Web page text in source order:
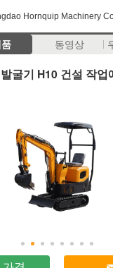
Hornquip Machinery
동영상
굴기 H10 건설 작